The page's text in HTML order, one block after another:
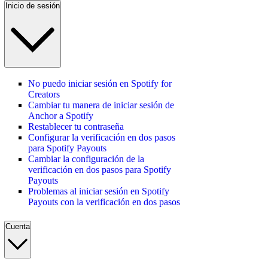
Inicio de sesión
No puedo iniciar sesión en Spotify for
Creators
Cambiar tu manera de iniciar sesión de
Anchor a Spotify
Restablecer tu contraseña
Configurar la verificación en dos pasos
para Spotify Payouts
Cambiar la configuración de la
verificación en dos pasos para Spotify
Payouts
Problemas al iniciar sesión en Spotify
Payouts con la verificación en dos pasos
Cuenta